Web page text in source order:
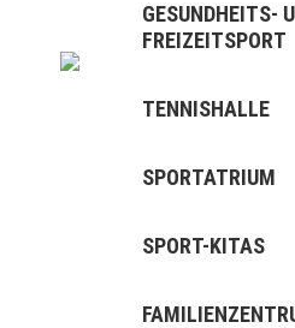
GESUNDHEITS-
FREIZEITSPORT
TENNISHALLE
SPORTATRIUM
SPORT-KITAS